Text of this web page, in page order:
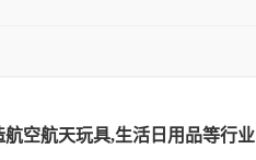
空航天玩具,生活日用品等行业